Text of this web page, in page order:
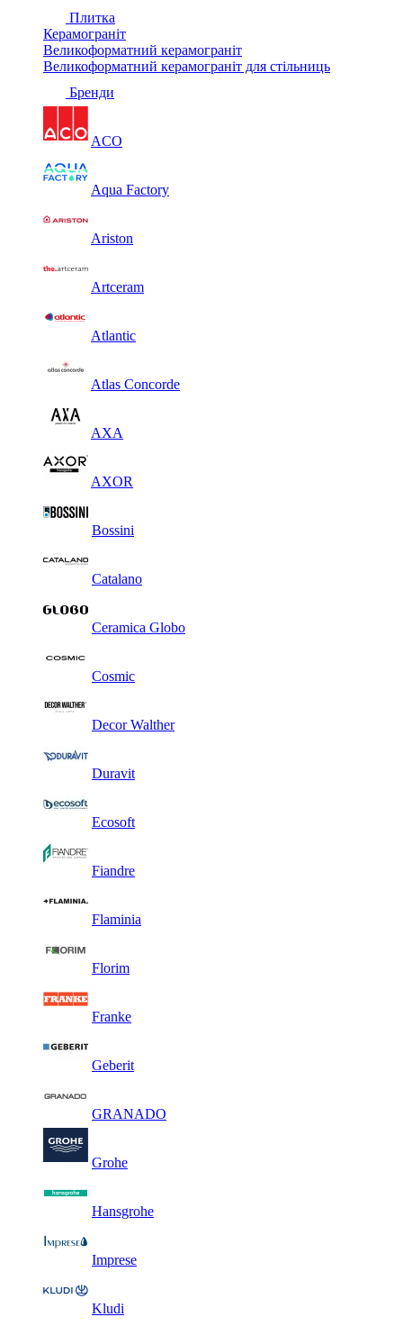
Плитка
Керамограніт
Великоформатний керамограніт
Великоформатний керамограніт для стільниць
Бренди
ACO
Aqua Factory
Ariston
Artceram
Atlantic
Atlas Concorde
AXA
AXOR
Bossini
Catalano
Ceramica Globo
Cosmic
Decor Walther
Duravit
Ecosoft
Fiandre
Flaminia
Florim
Franke
Geberit
GRANADO
Grohe
Hansgrohe
Imprese
Kludi